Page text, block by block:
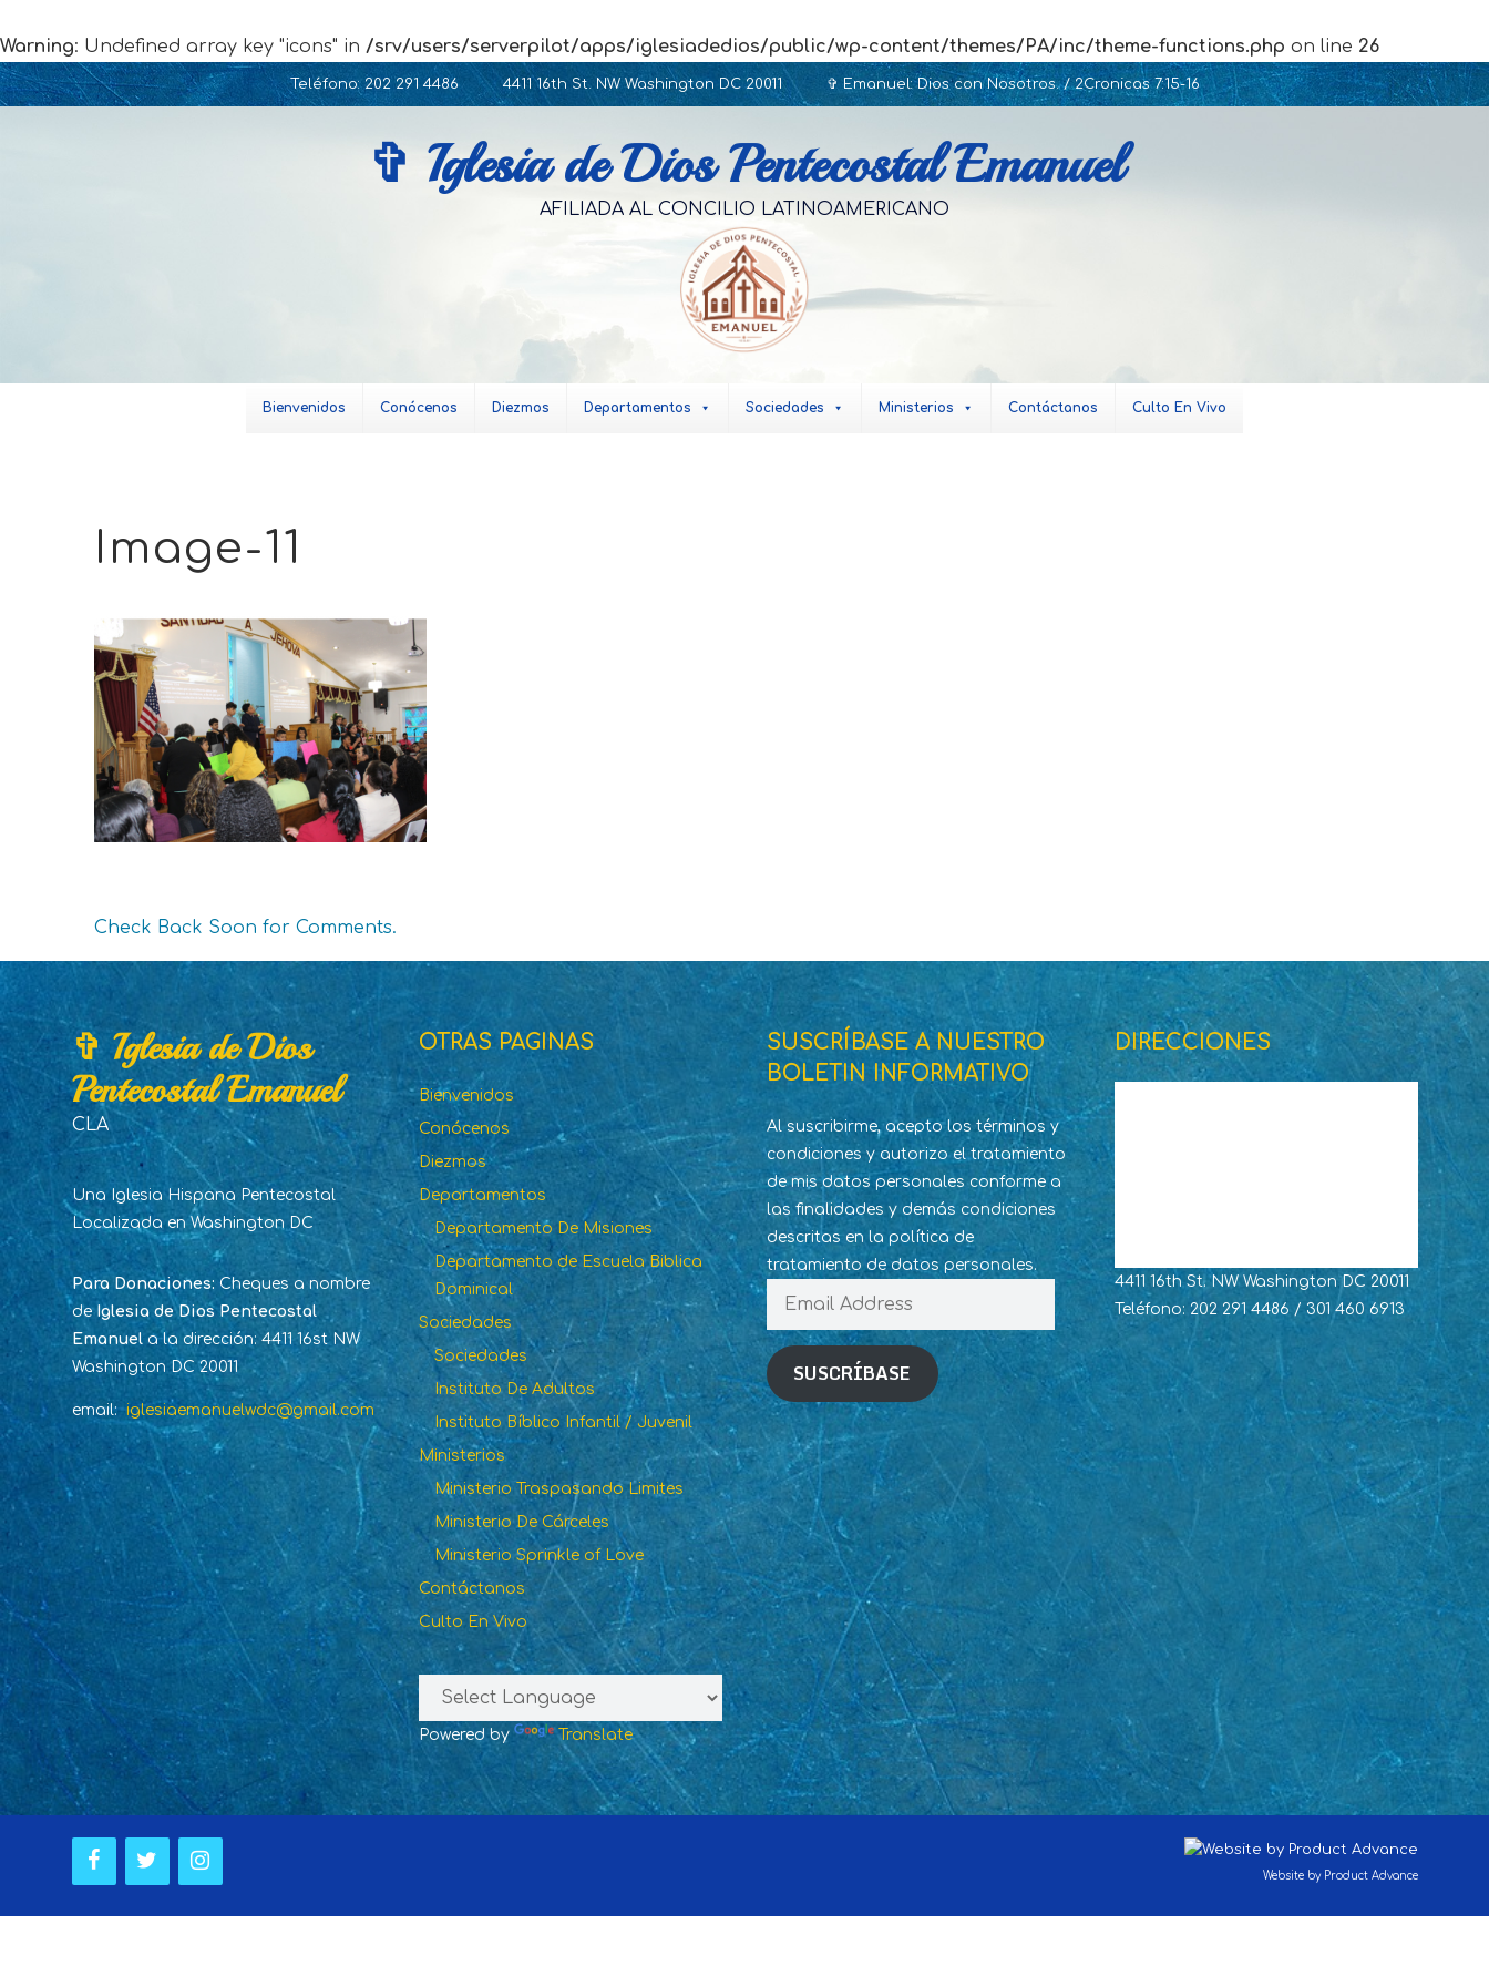
Warning: Undefined array key "icons" in /srv/users/serverpilot/apps/iglesiadedios/public/wp-content/themes/PA/inc/theme-functions.php on line 26
Skip
to
Teléfono: 202 291 4486 4411 16th St. NW Washington DC 20011 ✞ Emanuel: Dios con Nosotros. / 2Cronicas 7:15-16
✞ Iglesia de Dios Pentecostal Emanuel
AFILIADA AL CONCILIO LATINOAMERICANO
Bienvenidos Conócenos Diezmos Departamentos Sociedades Ministerios Contáctanos Culto En Vivo
Image-11
Check Back Soon for Comments.
✞ Iglesia de Dios
Pentecostal Emanuel
CLA
Una Iglesia Hispana Pentecostal
Localizada en Washington DC
Para Donaciones: Cheques a nombre
de Iglesia de Dios Pentecostal
Emanuel a la dirección: 4411 16st NW
Washington DC 20011
email:iglesiaemanuelwdc@gmail.com
OTRAS PAGINAS
Bienvenidos
Conócenos
Diezmos
Departamentos
Departamento De Misiones
Departamento de Escuela Biblica
Dominical
Sociedades
Sociedades
Instituto De Adultos
Instituto Bíblico Infantil / Juvenil
Ministerios
Ministerio Traspasando Limites
Ministerio De Cárceles
Ministerio Sprinkle of Love
Contáctanos
Culto En Vivo
Powered by Translate
SUSCRÍBASE A NUESTRO
BOLETIN INFORMATIVO
Al suscribirme, acepto los términos y
condiciones y autorizo el tratamiento
de mis datos personales conforme a
las finalidades y demás condiciones
descritas en la política de
tratamiento de datos personales.
Email
SUSCRÍBASE
DIRECCIONES
4411 16th St. NW Washington DC 20011
Teléfono: 202 291 4486 / 301 460 6913
Website by Product Advance